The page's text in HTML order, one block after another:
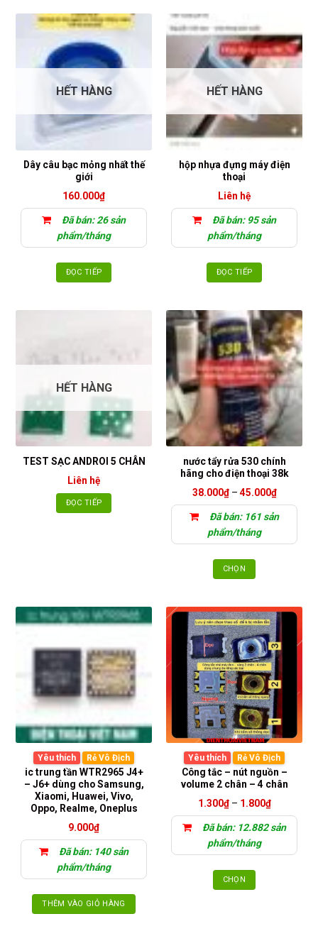
nhiều
biến
thể.
tùy
có
thể
chọn
trên
trang
sản
phẩm
HẾT HÀNG
Dây câu bạc mỏng nhất thế
giới
160.000₫
Đã bán: 26 sản
phẩm/tháng
ĐỌC TIẾP
HẾT HÀNG
hộp nhựa đựng máy điện
thoại
Liên hệ
Đã bán: 95 sản
phẩm/tháng
ĐỌC TIẾP
HẾT HÀNG
TEST SẠC ANDROI 5 CHÂN
Liên hệ
ĐỌC TIẾP
nước tẩy rửa 530 chính
hãng cho điện thoại 38k
38.000₫ – 45.000₫Khoảng
giá:
38.000₫
Đã bán: 161 sản
phẩm/tháng
CHỌN
này
có
nhiều
biến
thể.
Các
tùy
chọn
có
thể
được
chọn
trang
sản
phẩm
Yêu thích Rẻ Vô Địch
ic trung tần WTR2965 J4+
– J6+ dùng cho Samsung,
Xiaomi, Huawei, Vivo,
Oppo, Realme, Oneplus
9.000₫
Đã bán: 140 sản
phẩm/tháng
THÊM VÀO GIỎ HÀNG
Yêu thích Rẻ Vô Địch
Công tắc – nút nguồn –
volume 2 chân – 4 chân
1.300₫ – 1.800₫Khoảng
giá:
từ
1.300₫
1.800₫
Đã bán: 12.882 sản
phẩm/tháng
CHỌN